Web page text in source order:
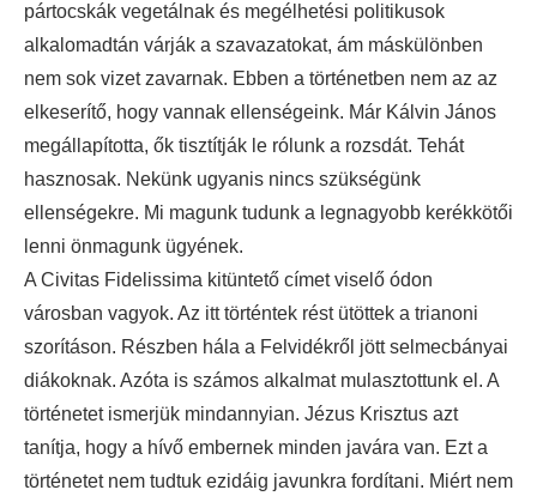
pártocskák vegetálnak és megélhetési politikusok
alkalomadtán várják a szavazatokat, ám máskülönben
nem sok vizet zavarnak. Ebben a történetben nem az az
elkeserítő, hogy vannak ellenségeink. Már Kálvin János
megállapította, ők tisztítják le rólunk a rozsdát. Tehát
hasznosak. Nekünk ugyanis nincs szükségünk
ellenségekre. Mi magunk tudunk a legnagyobb kerékkötői
lenni önmagunk ügyének.
A Civitas Fidelissima kitüntető címet viselő ódon
városban vagyok. Az itt történtek rést ütöttek a trianoni
szorításon. Részben hála a Felvidékről jött selmecbányai
diákoknak. Azóta is számos alkalmat mulasztottunk el. A
történetet ismerjük mindannyian. Jézus Krisztus azt
tanítja, hogy a hívő embernek minden javára van. Ezt a
történetet nem tudtuk ezidáig javunkra fordítani. Miért nem